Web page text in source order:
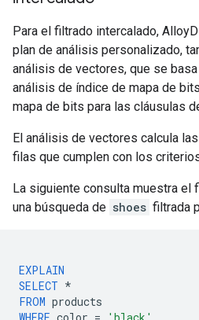
Para el filtrado intercalado,
plan de análisis personalizado,
análisis de vectores, que se
análisis de índice de mapa de
mapa de bits para las cláusulas
El análisis de vectores calcula
filas que cumplen con los
La siguiente consulta muestra el
una búsqueda de shoes filtrada
EXPLAIN
SELECT *
FROM products